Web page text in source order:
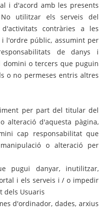
i d'acord amb les presents
utilitzar els serveis del
contràries a les
i l'ordre públic, assumint per
de danys i
o tercers que puguin
o no permeses entris altres
per part del titular del
alteració d'aquesta pàgina,
cap responsabilitat que
o alteració per
pugui danyar, inutilitzar,
i els serveis i / o impedir
dels Usuaris
d'ordinador, dades, arxius